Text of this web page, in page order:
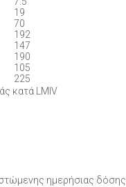
19
70
192
147
190
105
225
κατά LMIV
ημερήσιας